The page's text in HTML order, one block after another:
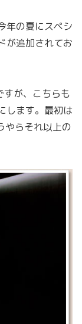
年の夏にスペシ
が追加されてお
すが、こちらも
します。最初は
やらそれ以上の